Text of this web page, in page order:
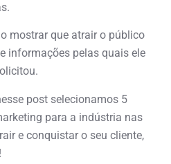
mostrar que atrair o público
informações pelas quais ele
post selecionamos 5
para a indústria nas
e conquistar o seu cliente,